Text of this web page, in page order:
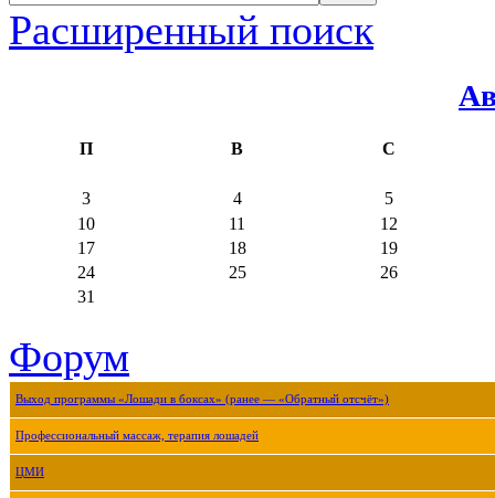
Расширенный поиск
П В С
3 4
5
10
11
12
17
18
19
24
25
26
31
Форум
Выход программы «Лошади в боксах» (ранее — «Обратный отсчёт»)
Профессиональный массаж, терапия лошадей
ЦМИ